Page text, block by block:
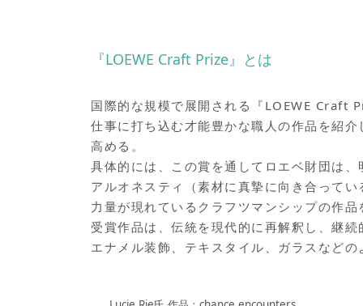
『LOEWE Craft Prize』とは
国際的な規模で展開される『LOEWE Craft
仕事に打ち込む才能豊かな職人の作品を紹
高める。
具体的には、この賞を通してロエベ財団は
アルオネスティ（素材に真摯に向き合って
力量が現れているクラフツマンシップの作
受賞作品は、伝統を現代的に再解釈し、継
エナメル装飾、テキスタイル、ガラスなど